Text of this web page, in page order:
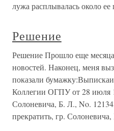
лужа расплывалась около
Решение
Решение Прошло еще месяца
новостей. Наконец, меня
показали
Коллегии ОГПУ от 28 июля
Солоневича, Б. Л., No.
прекратить, гр.